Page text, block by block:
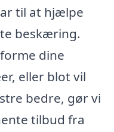
til at hjælpe
beskæring.
dine
eller blot vil
bedre, gør vi
tilbud fra